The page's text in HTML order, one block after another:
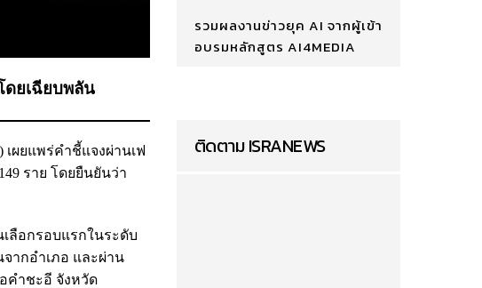
ดยเฉียบพลัน
ผยแพร่คำชี้แจงผ่านเฟ
ราย โดยยืนยันว่า
ลือกรอบแรกในระดับ
ากอำเภอ และผ่าน
คำชะอี จังหวัด
รวมผลงานข่าวยุค AI จากผู้เข้า
อบรมหลักสูตร AI4MEDIA
ติดตาม ISRANEWS